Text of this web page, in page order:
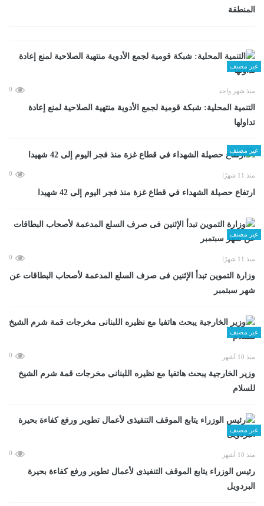
المنطقة
غير مصنف
منذ شهر واحد 0
التنمية المحلية: شبكة قومية لجمع الأدوية منتهية الصلاحية لمنع إعادة
تداولها
غير مصنف
منذ 11 شهرًا 0
ارتفاع حصيلة الشهداء في قطاع غزة منذ فجر اليوم إلى 42 شهيدا
غير مصنف
منذ 11 شهرًا 0
وزارة التموين تبدأ الإثنين فى صرف السلع المدعمة لأصحاب البطاقات عن
شهر سبتمبر
غير مصنف
منذ 10 أشهر 0
وزير الخارجية يبحث هاتفيا مع نظيره اللبنانى مخرجات قمة شرم الشيخ
للسلام
غير مصنف
منذ 10 أشهر 0
رئيس الوزراء يتابع الموقف التنفيذى لأعمال تطوير ورفع كفاءة بحيرة
البردويل